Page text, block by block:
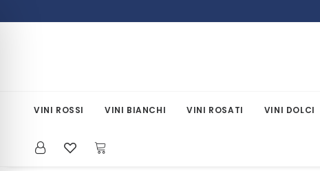
VINI ROSSI VINI BIANCHI VINI ROSATI VINI DOLCI